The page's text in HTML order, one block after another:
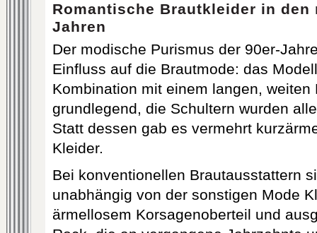
Romantische Brautkleider in den
Jahren
Der modische Purismus der 90er-
Einfluss auf die Brautmode: das
Kombination mit einem langen, weiten
grundlegend, die Schultern wurden
Statt dessen gab es vermehrt
Kleider.
Bei konventionellen Brautausstattern
unabhängig von der sonstigen Mode
ärmellosem Korsagenoberteil und